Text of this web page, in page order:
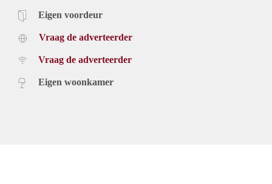
Eigen voordeur
Vraag de adverteerder
Vraag de adverteerder
Eigen woonkamer